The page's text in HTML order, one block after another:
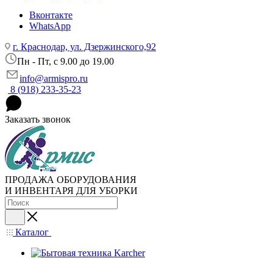
Вконтакте
WhatsApp
г. Краснодар, ул. Дзержинского,92
Пн - Пт, c 9.00 до 19.00
info@armispro.ru
8 (918) 233-35-23
Заказать звонок
ПРОДАЖА ОБОРУДОВАНИЯ
И ИНВЕНТАРЯ ДЛЯ УБОРКИ
Каталог